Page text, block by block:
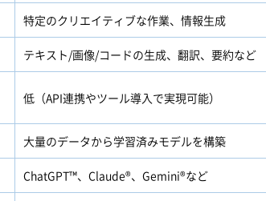
特定のクリエイティブな作業、情報生成
テキスト/画像/コードの生成、翻訳、要約など
低（API連携やツール導入で実現可能）
大量のデータから学習済みモデルを構築
ChatGPT™、Claude®、Gemini®など